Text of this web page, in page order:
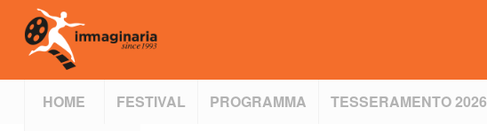
HOME FESTIVAL PROGRAMMA TESSERAMENTO 2026